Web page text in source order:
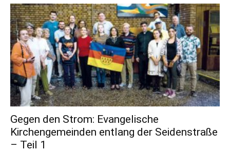
Gegen den Strom: Evangelische
Kirchengemeinden entlang der Seidenstraße
– Teil 1